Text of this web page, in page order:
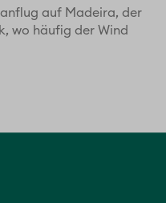
auf Madeira, der
wo häufig der Wind